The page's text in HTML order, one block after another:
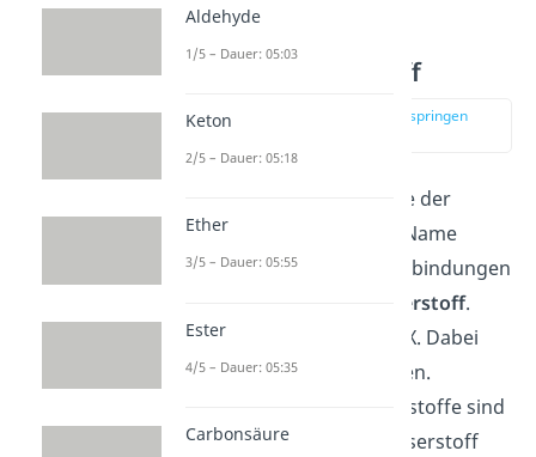
Halogenwasserstoff
zur Stelle im Video springen
Die nächste Gruppe ist die der
Halogenalkane
. Wie der Name
schon sagt, sind diese Verbindungen
Wasserstoff.
Ihre Summenformel ist HX. Dabei
steht das X für das Halogen.
Bekannte Halogenwasserstoffe sind
Salzsäure, auch Chlorwasserstoff
Aldehyde
1/5 – Dauer: 05:03
Keton
2/5 – Dauer: 05:18
Ether
3/5 – Dauer: 05:55
Ester
4/5 – Dauer: 05:35
Carbonsäure